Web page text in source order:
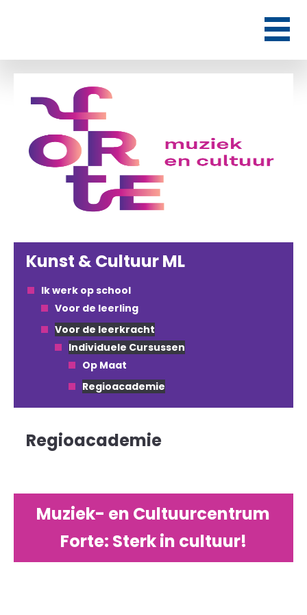
Kunst & Cultuur ML
Ik werk op school
Voor de leerling
Voor de leerkracht
Individuele Cursussen
Op Maat
Regioacademie
Regioacademie
Muziek- en Cultuurcentrum
Forte: Sterk in cultuur!